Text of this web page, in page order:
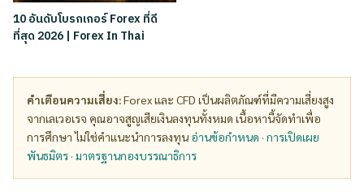
10 อันดับโบรกเกอร์ Forex ที่ดี
ที่สุด 2026 | Forex In Thai
คำเตือนความเสี่ยง:Forex และ CFD เป็นผลิตภัณฑ์ที่มีความเสี่ยงสูง
จากเลเวอเรจ คุณอาจสูญเสียเงินลงทุนทั้งหมด เนื้อหานี้จัดทำเพื่อ
การศึกษา ไม่ใช่คำแนะนำการลงทุน อ่านข้อกำหนด · การเปิดเผย
พันธมิตร · มาตรฐานกองบรรณาธิการ